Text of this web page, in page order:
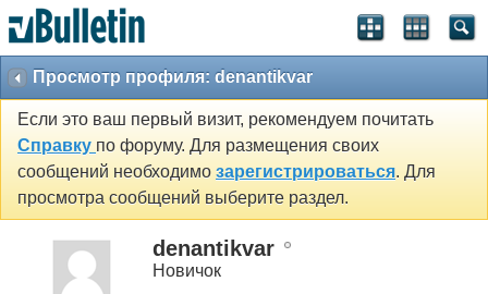
Просмотр профиля: denantikvar
Если это ваш первый визит, рекомендуем почитать
Справку по форуму. Для размещения своих
сообщений необходимо зарегистрироваться. Для
просмотра сообщений выберите раздел.
denantikvar
Новичок